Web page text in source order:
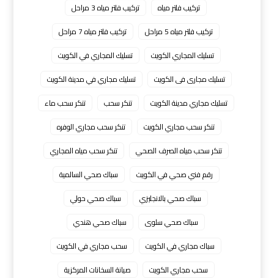
تركيب فلتر مياه
تركيب فلتر مياه 3 مراحل
تركيب فلتر مياه 5 مراحل
تركيب فلتر مياه 7 مراحل
تسليك المجاري الكويت
تسليك المجاري في الكويت
تسليك مجارى فى الكويت
تسليك مجاري في مدينة الكويت
تسليك مجاري مدينة الكويت
تنكر سحب
تنكر سحب ماء
تنكر سحب مجاري الكويت
تنكر سحب مجاري الوفره
تنكر سحب مياه الصرف الصحي
تنكر سحب مياه المجاري
رقم فني صحي في الكويت
سباك صحي السالمية
سباك صحي بالانجليزي
سباك صحي حولي
سباك صحي سلوى
سباك صحي هندي
سباك مجاري في الكويت
سحب مجاري في الكويت
سحب مجاري الكويت
صيانة السخانات المركزية